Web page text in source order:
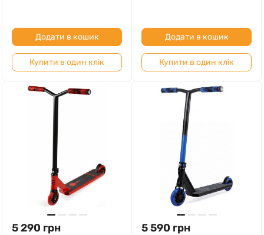
Додати в кошик
Купити в один клік
Додати в кошик
Купити в один клік
5 290 грн 5 590 грн